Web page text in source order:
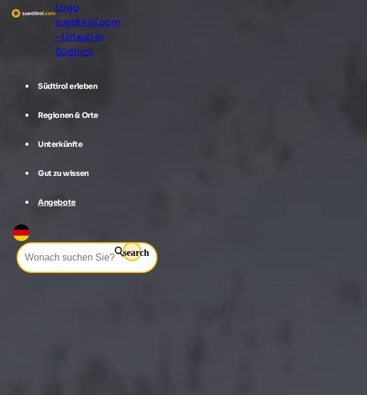
Logo
suedtirol.com
- Urlaub in
Südtirol
Südtirol erleben
Regionen & Orte
Unterkünfte
Gut zu wissen
Angebote
search